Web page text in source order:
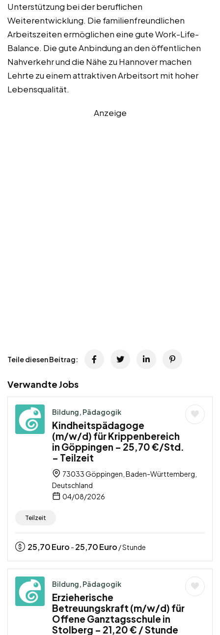
Unterstützung bei der beruflichen
Weiterentwicklung. Die familienfreundlichen
Arbeitszeiten ermöglichen eine gute Work-Life-
Balance. Die gute Anbindung an den öffentlichen
Nahverkehr und die Nähe zu Hannover machen
Lehrte zu einem attraktiven Arbeitsort mit hoher
Lebensqualität.
Anzeige
Teile diesen Beitrag:
Verwandte Jobs
Bildung, Pädagogik
Kindheitspädagoge
(m/w/d) für Krippenbereich
in Göppingen – 25,70 €/Std.
– Teilzeit
73033 Göppingen, Baden-Württemberg,
Deutschland
04/08/2026
Teilzeit
25,70Euro - 25,70Euro / Stunde
Bildung, Pädagogik
Erzieherische
Betreuungskraft (m/w/d) für
Offene Ganztagsschule in
Stolberg – 21,20 € / Stunde